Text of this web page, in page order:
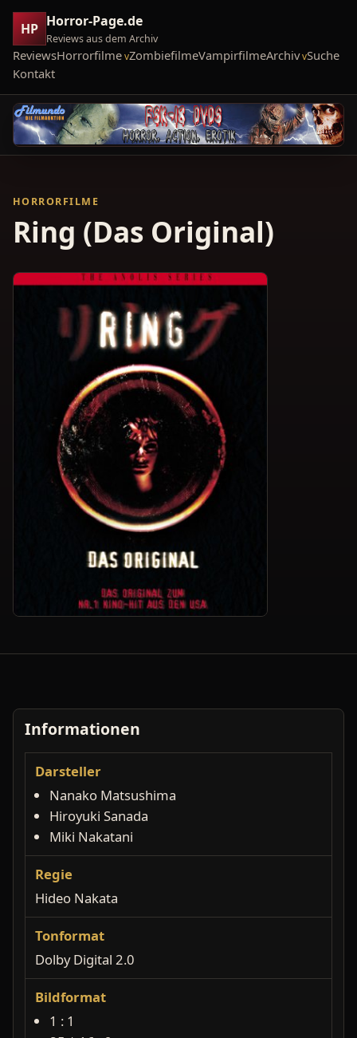
HP Horror-Page.de
Reviews aus dem Archiv
ReviewsHorrorfilme ZombiefilmeVampirfilmeArchiv Suche
Kontakt
HORRORFILME
Ring (Das Original)
Informationen
Darsteller
Nanako Matsushima
Hiroyuki Sanada
Miki Nakatani
Regie
Hideo Nakata
Tonformat
Dolby Digital 2.0
Bildformat
1 : 1